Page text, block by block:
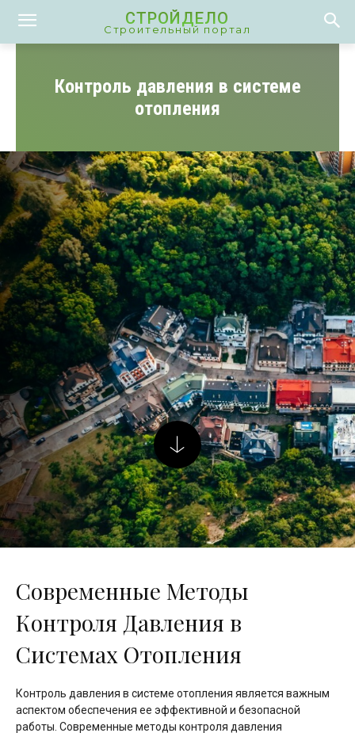
СТРОЙДЕЛО
Строительный портал
Контроль давления в системе
отопления
Современные Методы
Контроля Давления в
Системах Отопления
Контроль давления в системе отопления является важным
аспектом обеспечения ее эффективной и безопасной
работы. Современные методы контроля давления